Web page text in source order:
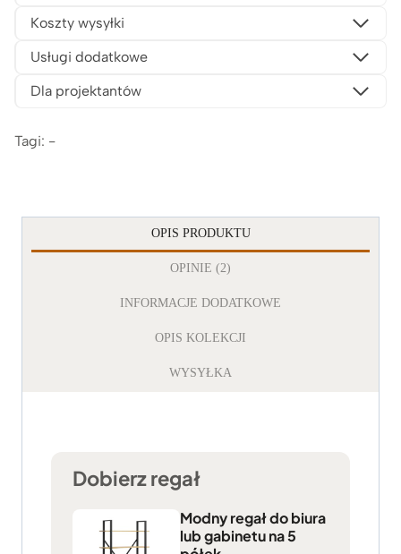
Koszty wysyłki
Usługi dodatkowe
Dla projektantów
Tagi: -
OPIS PRODUKTU
OPINIE (2)
INFORMACJE DODATKOWE
OPIS KOLEKCJI
WYSYŁKA
Dobierz regał
Modny regał do biura
lub gabinetu na 5